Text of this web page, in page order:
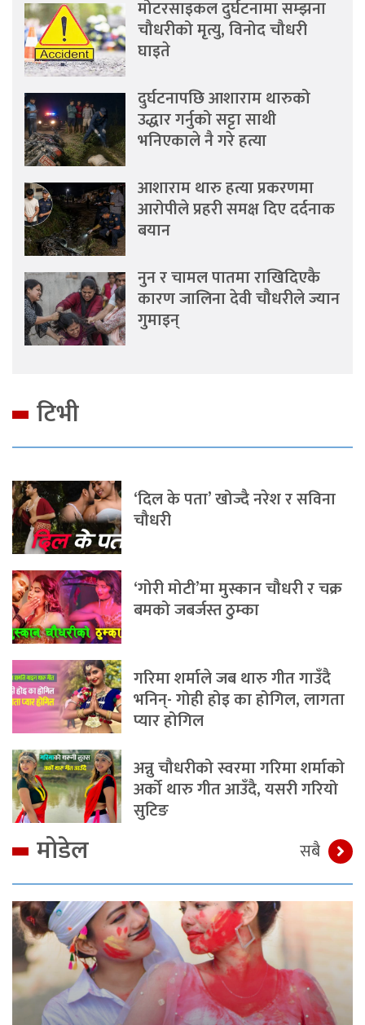
मोटरसाइकल दुर्घटनामा सम्झना
चौधरीको मृत्यु, विनोद चौधरी
घाइते
दुर्घटनापछि आशाराम थारुको
उद्धार गर्नुको सट्टा साथी
भनिएकाले नै गरे हत्या
आशाराम थारु हत्या प्रकरणमा
आरोपीले प्रहरी समक्ष दिए दर्दनाक
बयान
नुन र चामल पातमा राखिदिएकै
कारण जालिना देवी चौधरीले ज्यान
गुमाइन्
टिभी
‘दिल के पता’ खोज्दै नरेश र सविना
चौधरी
‘गोरी मोटी’मा मुस्कान चौधरी र चक्र
बमको जबर्जस्त ठुम्का
गरिमा शर्माले जब थारु गीत गाउँदै
भनिन्- गोही होइ का होगिल, लागता
प्यार होगिल
अन्नु चौधरीको स्वरमा गरिमा शर्माको
अर्को थारु गीत आउँदै, यसरी गरियो
सुटिङ
मोडेल सबै